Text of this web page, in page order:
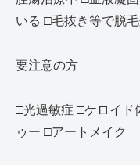
いる □毛抜き等で脱
要注意の方
□光過敏症 □ケロイド
ゥー □アートメイク